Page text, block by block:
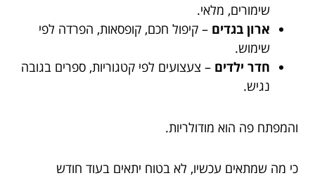
שימורים, מלאי.
ארון בגדים – קיפול חכם, קופסאות, הפרדה לפי
שימוש.
חדר ילדים – צעצועים לפי קטגוריות, ספרים בגובה
נגיש.
והמפתח פה הוא מודולריות.
כי מה שמתאים עכשיו, לא בטוח יתאים בעוד חודש